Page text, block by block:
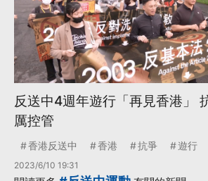
反送中4週年遊行「再見香港」
厲控管
香港反送中 香港 抗爭 遊行
2023/6/10 19:31